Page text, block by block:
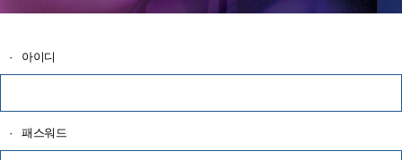
· 아이디
· 패스워드